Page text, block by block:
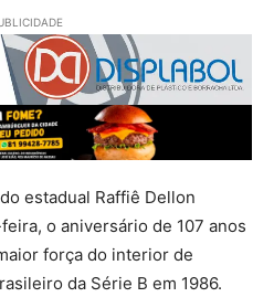
estadual Raffiê Dellon
o aniversário de 107 anos
força do interior de
da Série B em 1986.